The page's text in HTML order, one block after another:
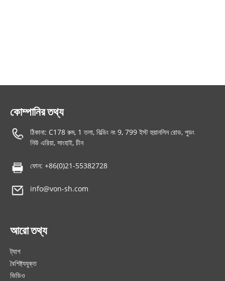
কোম্পানির তথ্য
ঠিকানা: C178 রুম, 1 তলা, বিল্ডিং নং 9, 799 ইস্ট হুয়ানলিন রোড, পুডং
নিউ এরিয়া, সাংহাই, চীন
ফোন: +86(0)21-55382728
info@von-sh.com
আরো তথ্য
ট্যাগ
বৈশিষ্ট্যযুক্ত
ভিডিও